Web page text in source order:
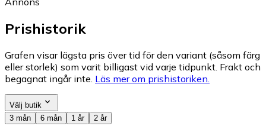
Prishistorik
Grafen visar lägsta pris över tid för den variant (såsom färg
eller storlek) som varit billigast vid varje tidpunkt. Frakt och
begagnat ingår inte. Läs mer om prishistoriken.
Välj butik
3 mån
6 mån 1 år 2 år